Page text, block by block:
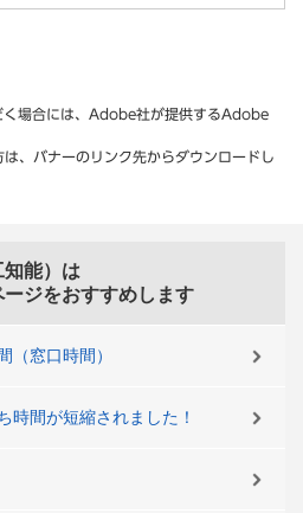
く場合には、Adobe社が提供するAdobe
、バナーのリンク先からダウンロードし
能）は
ージをおすすめします
（窓口時間）
時間が短縮されました！